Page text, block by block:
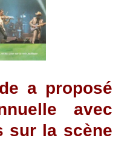
a proposé
avec
sur la scène